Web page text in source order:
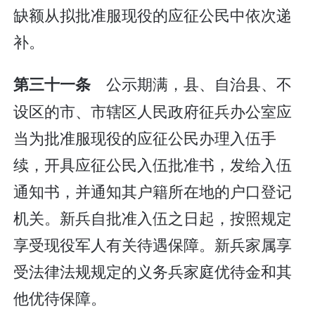
缺额从拟批准服现役的应征公民中依次递
补。
第三十一条 公示期满，县、自治县、不
设区的市、市辖区人民政府征兵办公室应
当为批准服现役的应征公民办理入伍手
续，开具应征公民入伍批准书，发给入伍
通知书，并通知其户籍所在地的户口登记
机关。新兵自批准入伍之日起，按照规定
享受现役军人有关待遇保障。新兵家属享
受法律法规规定的义务兵家庭优待金和其
他优待保障。